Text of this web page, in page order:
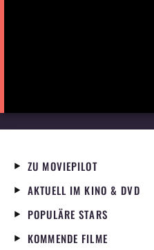
ZU MOVIEPILOT
AKTUELL IM KINO & DVD
POPULÄRE STARS
KOMMENDE FILME